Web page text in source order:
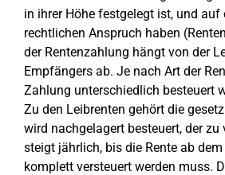
in ihrer Höhe festgelegt ist, und auf
rechtlichen Anspruch haben
der Rentenzahlung hängt von der
Empfängers ab. Je nach Art der
Zahlung unterschiedlich besteuert
Zu den Leibrenten gehört die
wird nachgelagert besteuert, der zu
steigt jährlich, bis die Rente ab
komplett versteuert werden muss.